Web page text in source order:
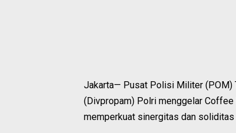
Jakarta— Pusat Polisi Militer (POM)
(Divpropam) Polri menggelar
memperkuat sinergitas dan